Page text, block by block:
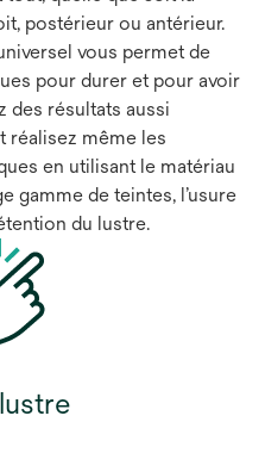
postérieur ou antérieur.
vous permet de
pour durer et pour avoir
des résultats aussi
réalisez même les
en utilisant le matériau
gamme de teintes, l’usure
du lustre.